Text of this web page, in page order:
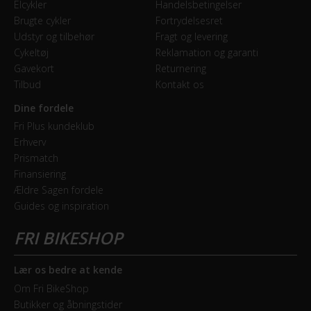
Elcykler
Brugte cykler
Udstyr og tilbehør
Cykeltøj
Gavekort
Tilbud
Handelsbetingelser
Fortrydelsesret
Fragt og levering
Reklamation og garanti
Returnering
Kontakt os
Dine fordele
Fri Plus kundeklub
Erhverv
Prismatch
Finansiering
Ældre Sagen fordele
Guides og inspiration
Lær os bedre at kende
Om Fri BikeShop
Butikker og åbningstider